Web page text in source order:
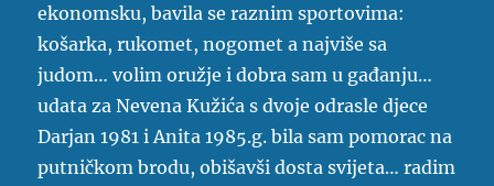
ekonomsku, bavila se raznim sportovima:
košarka, rukomet, nogomet a najviše sa
judom… volim oružje i dobra sam u gađanju…
udata za Nevena Kužića s dvoje odrasle djece
Darjan 1981 i Anita 1985.g. bila sam pomorac na
putničkom brodu, obišavši dosta svijeta… radim